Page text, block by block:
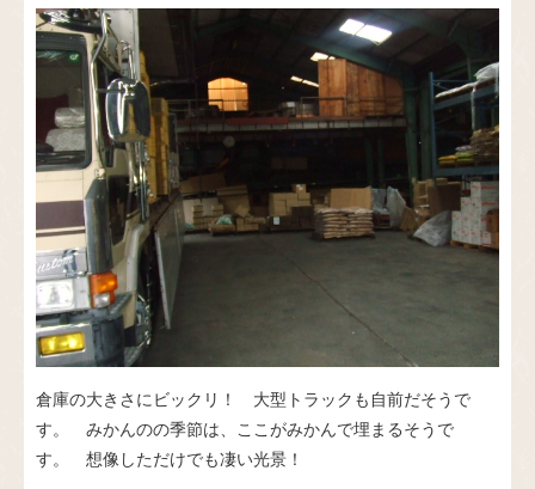
倉庫の大きさにビックリ！ 大型トラックも自前だそうで
す。 みかんのの季節は、ここがみかんで埋まるそうで
す。 想像しただけでも凄い光景！